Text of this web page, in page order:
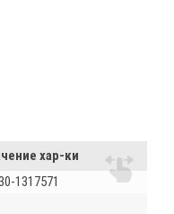
хар-ки
1317571